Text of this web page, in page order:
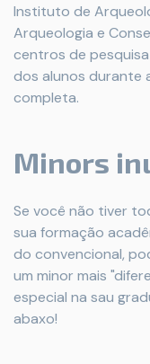
Instituto de
Arqueologia e
centros de
dos alunos durante
completa.
Minors
Se você não tiver
sua formação
do convencional,
um minor mais
especial na sau
abaxo!